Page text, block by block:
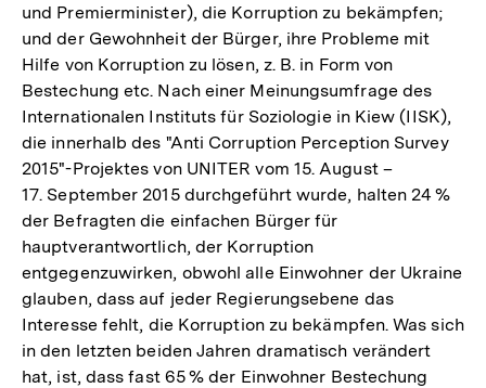
und Premierminister), die Korruption zu bekämpfen;
und der Gewohnheit der Bürger, ihre Probleme mit
Hilfe von Korruption zu lösen, z. B. in Form von
Bestechung etc. Nach einer Meinungsumfrage des
Internationalen Instituts für Soziologie in Kiew (IISK),
die innerhalb des "Anti Corruption Perception Survey
2015"-Projektes von UNITER vom 15. August –
17. September 2015 durchgeführt wurde, halten 24 %
der Befragten die einfachen Bürger für
hauptverantwortlich, der Korruption
entgegenzuwirken, obwohl alle Einwohner der Ukraine
glauben, dass auf jeder Regierungsebene das
Interesse fehlt, die Korruption zu bekämpfen. Was sich
in den letzten beiden Jahren dramatisch verändert
hat, ist, dass fast 65 % der Einwohner Bestechung